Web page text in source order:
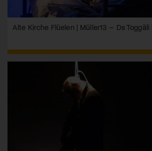
Alte Kirche Flüelen | Müller13 – Ds Toggäli